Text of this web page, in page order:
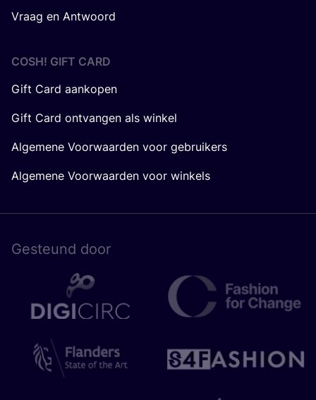
Vraag en Antwoord
COSH! GIFT CARD
Gift Card aankopen
Gift Card ontvangen als winkel
Algemene Voorwaarden voor gebruikers
Algemene Voorwaarden voor winkels
Gesteund door